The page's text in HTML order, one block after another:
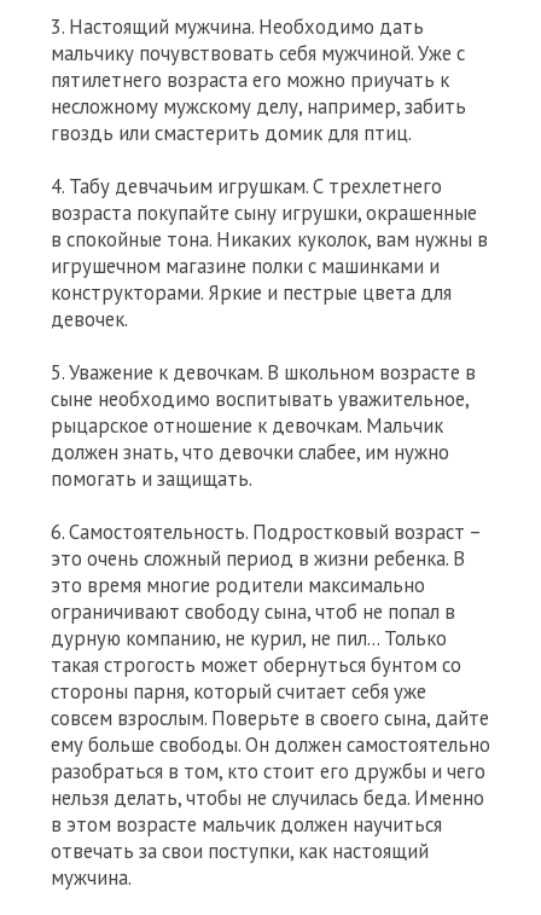
3. Настоящий мужчина. Необходимо дать
мальчику почувствовать себя мужчиной. Уже с
пятилетнего возраста его можно приучать к
несложному мужскому делу, например, забить
гвоздь или смастерить домик для птиц.
4. Табу девчачьим игрушкам. С трехлетнего
возраста покупайте сыну игрушки, окрашенные
в спокойные тона. Никаких куколок, вам нужны в
игрушечном магазине полки с машинками и
конструкторами. Яркие и пестрые цвета для
девочек.
5. Уважение к девочкам. В школьном возрасте в
сыне необходимо воспитывать уважительное,
рыцарское отношение к девочкам. Мальчик
должен знать, что девочки слабее, им нужно
помогать и защищать.
6. Самостоятельность. Подростковый возраст –
это очень сложный период в жизни ребенка. В
это время многие родители максимально
ограничивают свободу сына, чтоб не попал в
дурную компанию, не курил, не пил… Только
такая строгость может обернуться бунтом со
стороны парня, который считает себя уже
совсем взрослым. Поверьте в своего сына, дайте
ему больше свободы. Он должен самостоятельно
разобраться в том, кто стоит его дружбы и чего
нельзя делать, чтобы не случилась беда. Именно
в этом возрасте мальчик должен научиться
отвечать за свои поступки, как настоящий
мужчина.